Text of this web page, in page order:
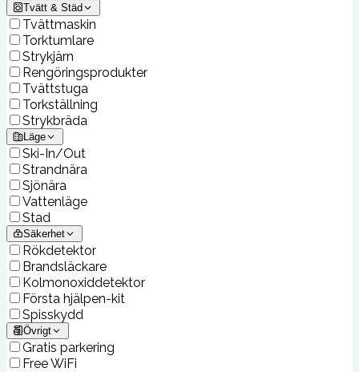
Tvätt & Städ
Tvättmaskin
Torktumlare
Strykjärn
Rengöringsprodukter
Tvättstuga
Torkställning
Strykbräda
Läge
Ski-In/Out
Strandnära
Sjönära
Vattenläge
Stad
Säkerhet
Rökdetektor
Brandsläckare
Kolmonoxiddetektor
Första hjälpen-kit
Spisskydd
Övrigt
Gratis parkering
Free WiFi